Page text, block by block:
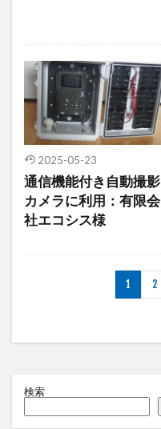
2025-05-23
通信機能付き自動撮影
カメラに利用：有限会
社エコシス様
1 2
検索